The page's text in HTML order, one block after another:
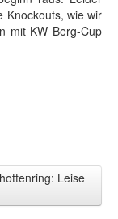
Knockouts, wie wir
mit KW Berg-Cup
Leise